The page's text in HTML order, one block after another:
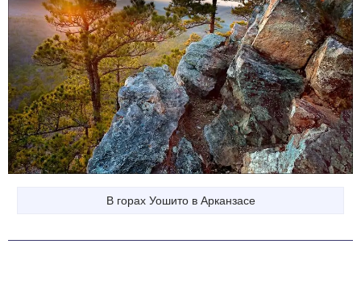
В горах Уошито в Арканзасе